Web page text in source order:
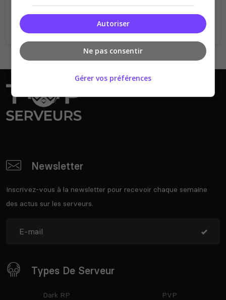
Se connecter S'inscrire
Newsletter
Inscrivez-vous à la newsletter pour recevoir chaque semaine
des actus sur les serveurs.
Types De Serveur
Dark RP
PVP
Autoriser
Ne pas consentir
Gérer vos préférences